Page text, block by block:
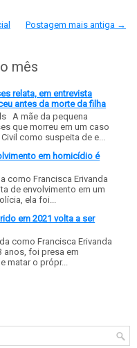
Postagem mais antiga →
mês
relata, em entrevista
antes da morte da filha
A mãe da pequena
que morreu em um caso
como suspeita de e...
em homicídio é
como Francisca Erivanda
de envolvimento em um
ela foi...
em 2021 volta a ser
como Francisca Erivanda
anos, foi presa em
matar o própr...